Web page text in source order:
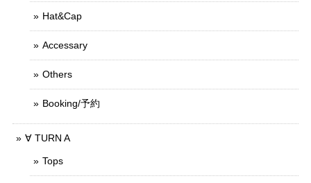
Hat&Cap
Accessary
Others
Booking/予約
∀ TURN A
Tops